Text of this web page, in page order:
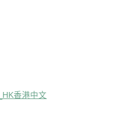
香港中文